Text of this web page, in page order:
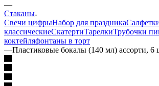
—
Стаканы
Свечи цифрыНабор для праздника
классическиеСкатертиТарелкиТрубочки
коктейляфонтаны в торт
—Пластиковые бокалы (140 мл) ассорти, 6